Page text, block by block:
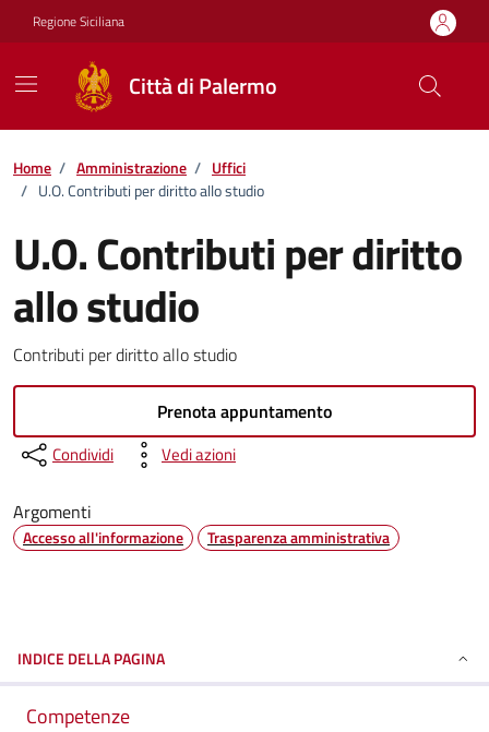
Vai ai contenuti
Vai al footer
Regione Siciliana
Città di Palermo
Home / Amministrazione / Uffici
/ U.O. Contributi per diritto allo studio
U.O. Contributi per diritto
allo studio
Contributi per diritto allo studio
Prenota appuntamento
Condividi Vedi azioni
Argomenti
Accesso all'informazione Trasparenza amministrativa
INDICE DELLA PAGINA
Competenze